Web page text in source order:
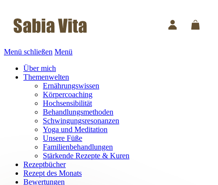
Menü schließen Menü
Über mich
Themenwelten
Ernährungswissen
Körpercoaching
Hochsensibilität
Behandlungsmethoden
Schwingungsresonanzen
Yoga und Meditation
Unsere Füße
Familienbehandlungen
Stärkende Rezepte & Kuren
Rezeptbücher
Rezept des Monats
Bewertungen